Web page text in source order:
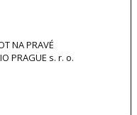
NA PRAVÉ
PRAGUE s. r. o.